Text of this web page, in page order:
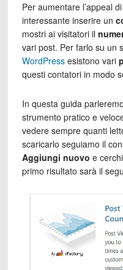
Per aumentare l’appeal
interessante inserire un
mostri ai visitatori il
vari post. Per farlo su un
WordPressesistono vari
questi contatori in modo
In questa guida
strumento pratico e
vedere sempre quanti
scaricarlo seguiamo il
Aggiungi nuovo e
primo risultato sarà il